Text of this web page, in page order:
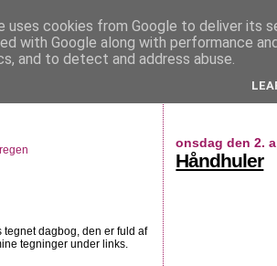
onsdag den 2.
Håndhuler
dagbog, den er fuld af
tegninger under links.
uses cookies from Google to deliver its
with Google along with performance
and to detect and address abuse.